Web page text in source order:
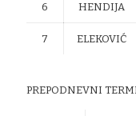
6 HENDIJA
7 ELEKOVIĆ
PREPODNEVNI